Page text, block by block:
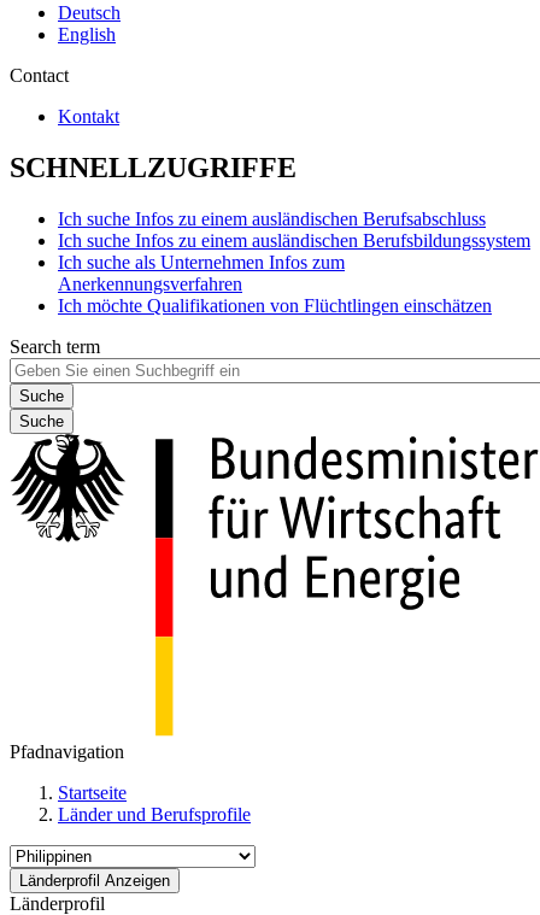
Deutsch
English
Contact
Kontakt
SCHNELLZUGRIFFE
Ich suche Infos zu einem ausländischen Berufsabschluss
Ich suche Infos zu einem ausländischen Berufsbildungssystem
Ich suche als Unternehmen Infos zum
Anerkennungsverfahren
Ich möchte Qualifikationen von Flüchtlingen einschätzen
Search term
Suche
Pfadnavigation
Startseite
Länder und Berufsprofile
Länderprofil